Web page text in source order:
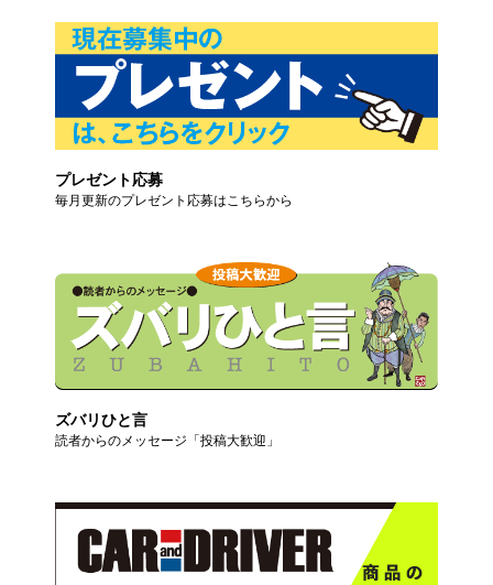
プレゼント応募
毎月更新のプレゼント応募はこちらから
ズバリひと言
読者からのメッセージ「投稿大歓迎」